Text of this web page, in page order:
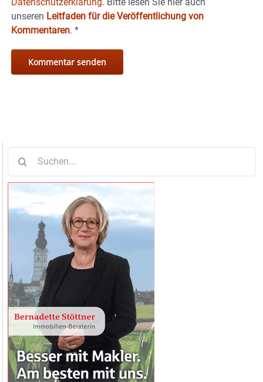
unseren Leitfaden für die Veröffentlichung von
Kommentaren. *
nach: